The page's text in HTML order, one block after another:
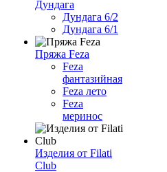
Дундага
Дундага 6/2
Дундага 6/1
Пряжа Feza
Feza
фантазийная
Feza лето
Feza
меринос
Изделия от Filati
Club